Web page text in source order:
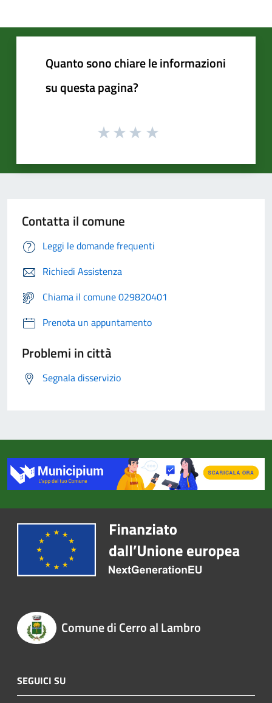
Quanto sono chiare le informazioni
su questa pagina?
Contatta il comune
Leggi le domande frequenti
Richiedi Assistenza
Chiama il comune 029820401
Prenota un appuntamento
Problemi in città
Segnala disservizio
Comune di Cerro al Lambro
SEGUICI SU